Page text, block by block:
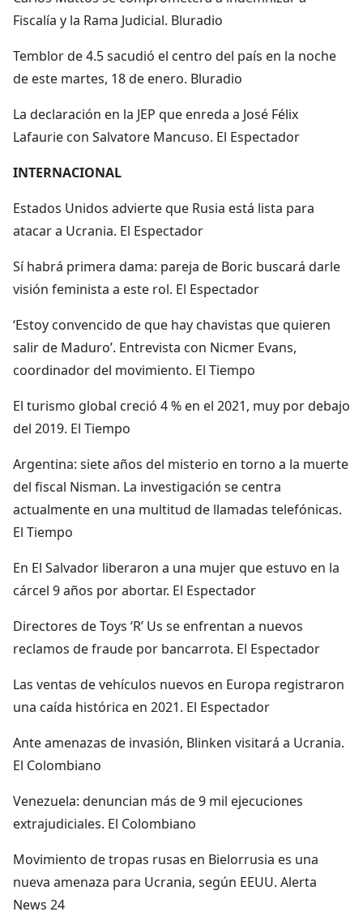
Fiscalía y la Rama Judicial. Bluradio
Temblor de 4.5 sacudió el centro del país en la noche
de este martes, 18 de enero. Bluradio
La declaración en la JEP que enreda a José Félix
Lafaurie con Salvatore Mancuso. El Espectador
INTERNACIONAL
Estados Unidos advierte que Rusia está lista para
atacar a Ucrania. El Espectador
Sí habrá primera dama: pareja de Boric buscará darle
visión feminista a este rol. El Espectador
‘Estoy convencido de que hay chavistas que quieren
salir de Maduro’. Entrevista con Nicmer Evans,
coordinador del movimiento. El Tiempo
El turismo global creció 4 % en el 2021, muy por debajo
del 2019. El Tiempo
Argentina: siete años del misterio en torno a la muerte
del fiscal Nisman. La investigación se centra
actualmente en una multitud de llamadas telefónicas.
El Tiempo
En El Salvador liberaron a una mujer que estuvo en la
cárcel 9 años por abortar. El Espectador
Directores de Toys ‘R’ Us se enfrentan a nuevos
reclamos de fraude por bancarrota. El Espectador
Las ventas de vehículos nuevos en Europa registraron
una caída histórica en 2021. El Espectador
Ante amenazas de invasión, Blinken visitará a Ucrania.
El Colombiano
Venezuela: denuncian más de 9 mil ejecuciones
extrajudiciales. El Colombiano
Movimiento de tropas rusas en Bielorrusia es una
nueva amenaza para Ucrania, según EEUU. Alerta
News 24